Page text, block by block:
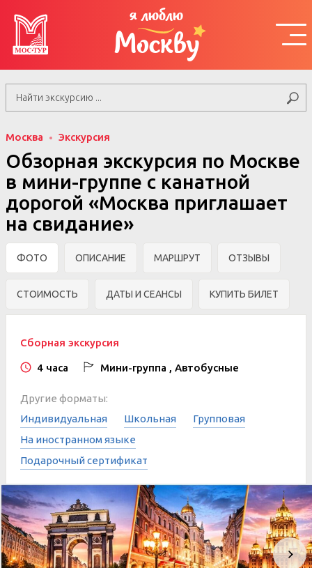
я люблю
Москву
Москва Экскурсия
Обзорная экскурсия по Москве
в мини-группе c канатной
дорогой «Москва приглашает
на свидание»
ФОТО ОПИСАНИЕ МАРШРУТ ОТЗЫВЫ
СТОИМОСТЬ ДАТЫ И СЕАНСЫ КУПИТЬ БИЛЕТ
Сборная экскурсия
4 часа Мини-группа , Автобусные
Другие форматы:
Индивидуальная
Школьная
Групповая
На иностранном языке
Подарочный сертификат